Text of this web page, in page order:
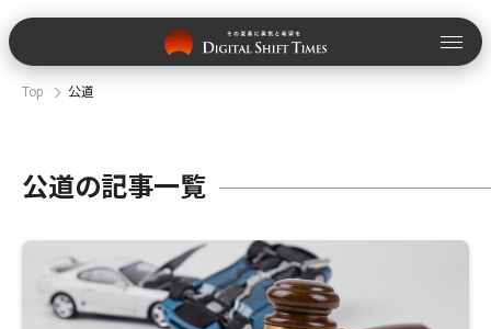
Top 公道
公道の記事一覧